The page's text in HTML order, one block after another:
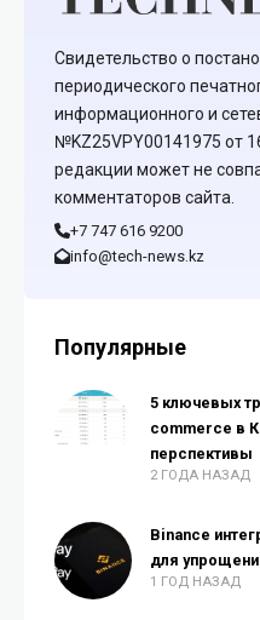
Свидетельство о
периодического
информационного и
№KZ25VPY00141975 от
редакции может не
комментаторов сайта.
+7 747 616 9200
info@tech-news.kz
Популярные
5 ключевых
commerce в
перспективы
2 ГОДА НАЗАД
Binance интегрирует Apple
для
1 ГОД НАЗАД